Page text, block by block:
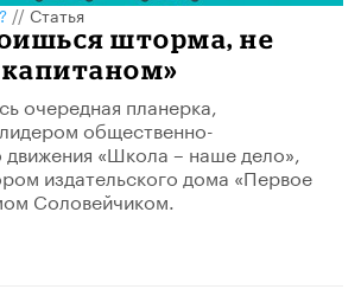
//Статья
шторма, не
очередная планерка,
общественно-
движения «Школа – наше дело»,
издательского дома «Первое
Соловейчиком.